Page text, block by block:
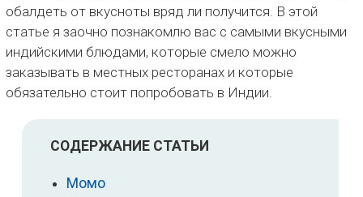
обалдеть от вкусноты вряд ли получится. В этой
статье я заочно познакомлю вас с самыми вкусными
индийскими блюдами, которые смело можно
заказывать в местных ресторанах и которые
обязательно стоит попробовать в Индии.
СОДЕРЖАНИЕ СТАТЬИ
Момо